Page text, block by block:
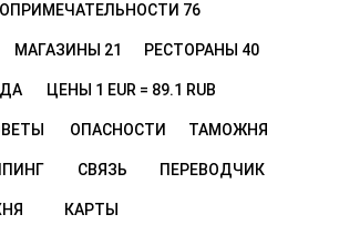
76
МАГАЗИНЫ 21 РЕСТОРАНЫ 40
ЦЕНЫ 1 EUR = 89.1 RUB
ОПАСНОСТИ ТАМОЖНЯ
СВЯЗЬ ПЕРЕВОДЧИК
КАРТЫ